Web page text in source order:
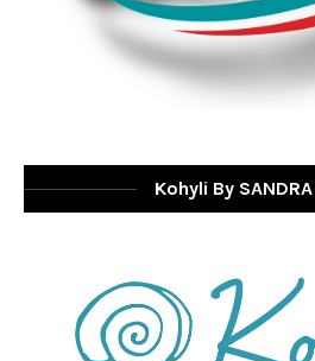
Kohyli By SANDRA